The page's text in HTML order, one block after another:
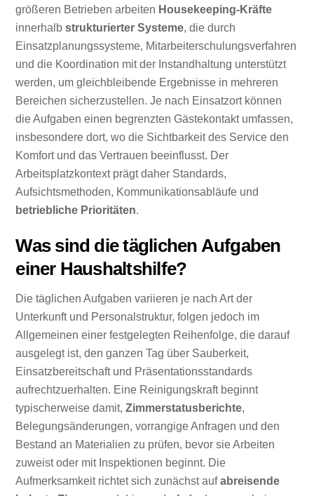
größeren Betrieben arbeiten Housekeeping-Kräfte
innerhalbstrukturierter Systeme, die durch
Einsatzplanungssysteme, Mitarbeiterschulungsverfahren
und die Koordination mit der Instandhaltung unterstützt
werden, um gleichbleibende Ergebnisse in mehreren
Bereichen sicherzustellen. Je nach Einsatzort können
die Aufgaben einen begrenzten Gästekontakt umfassen,
insbesondere dort, wo die Sichtbarkeit des Service den
Komfort und das Vertrauen beeinflusst. Der
Arbeitsplatzkontext prägt daher Standards,
Aufsichtsmethoden, Kommunikationsabläufe und
betriebliche Prioritäten.
Was sind die täglichen Aufgaben
einer Haushaltshilfe?
Die täglichen Aufgaben variieren je nach Art der
Unterkunft und Personalstruktur, folgen jedoch im
Allgemeinen einer festgelegten Reihenfolge, die darauf
ausgelegt ist, den ganzen Tag über Sauberkeit,
Einsatzbereitschaft und Präsentationsstandards
aufrechtzuerhalten. Eine Reinigungskraft beginnt
typischerweise damit,Zimmerstatusberichte,
Belegungsänderungen, vorrangige Anfragen und den
Bestand an Materialien zu prüfen, bevor sie Arbeiten
zuweist oder mit Inspektionen beginnt. Die
Aufmerksamkeit richtet sich zunächst aufabreisende